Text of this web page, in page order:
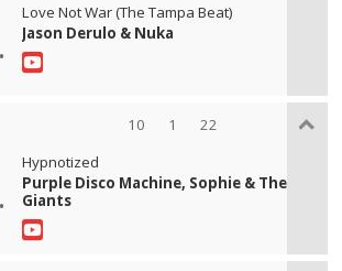
Love Not War (The Tampa Beat)
Jason Derulo & Nuka
10 1 22
Hypnotized
Purple Disco Machine, Sophie & The
Giants